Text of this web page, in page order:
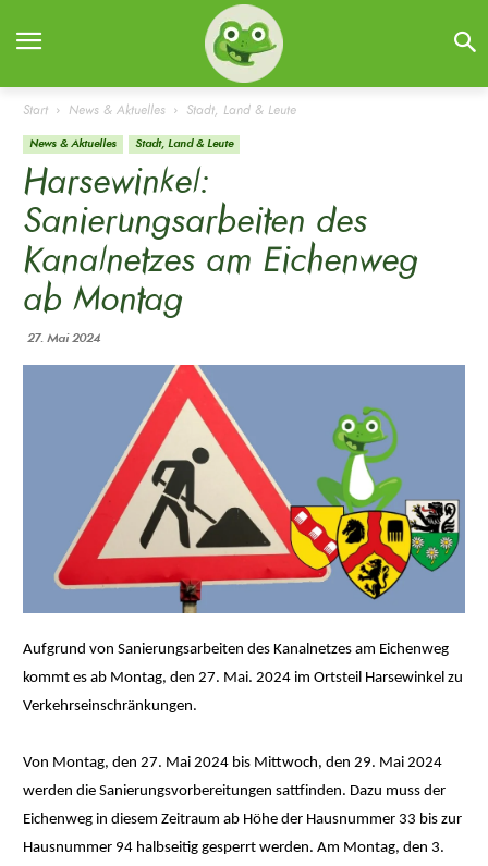
Start News & Aktuelles Stadt, Land & Leute
News & Aktuelles Stadt, Land & Leute
Harsewinkel:
Sanierungsarbeiten des
Kanalnetzes am Eichenweg
ab Montag
27. Mai 2024
Aufgrund von Sanierungsarbeiten des Kanalnetzes am Eichenweg
kommt es ab Montag, den 27. Mai. 2024 im Ortsteil Harsewinkel zu
Verkehrseinschränkungen.
Von Montag, den 27. Mai 2024 bis Mittwoch, den 29. Mai 2024
werden die Sanierungsvorbereitungen sattfinden. Dazu muss der
Eichenweg in diesem Zeitraum ab Höhe der Hausnummer 33 bis zur
Hausnummer 94 halbseitig gesperrt werden. Am Montag, den 3.